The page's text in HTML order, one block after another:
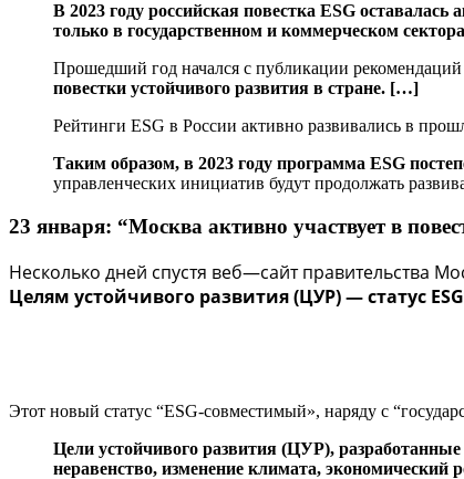
В 2023 году российская повестка ESG
только в государственном и коммерческом
Прошедший год начался с публикации
повестки устойчивого развития в стране. […]
Рейтинги ESG в России активно развивались в
Таким образом, в 2023 году программа ESG
управленческих инициатив будут продолжать
23 января: “Москва активно участвует в
Несколько дней спустя веб—сайт правительства
Целям устойчивого развития (ЦУР) — статус ESG
Этот новый статус “ESG-совместимый», наряду с
Цели устойчивого развития (ЦУР),
неравенство, изменение климата,